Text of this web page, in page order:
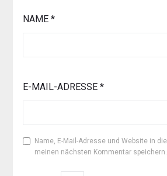
NAME *
E-MAIL-ADRESSE *
Name, E-Mail-Adresse und Website in
meinen nächsten Kommentar speichern.